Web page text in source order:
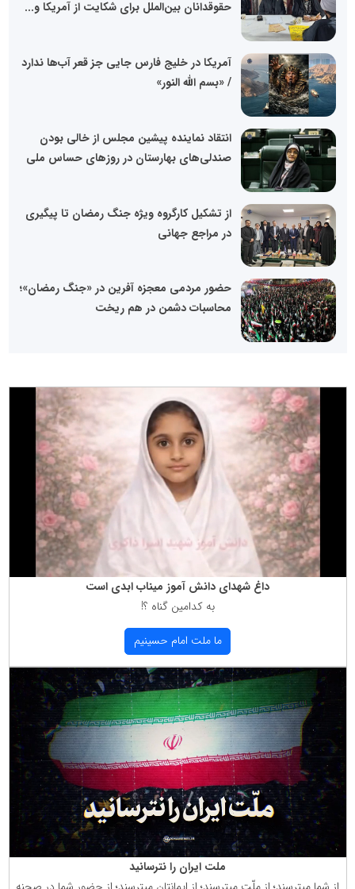
حقوقدانان بین‌الملل برای شکایت از آمریکا و...
آمریکا در خلیج فارس جایی جز قعر آب‌ها ندارد
/ «بسم الله النور»
انتقاد نماینده پیشین مجلس از خالی بودن
صندلی‌های بهارستان در روزهای حساس ملی
از تشکیل کارگروه ویژه جنگ رمضان تا پیگیری
در مراجع جهانی
حضور مردمی معجزه آفرین در «جنگ رمضان»؛
محاسبات دشمن در هم ریخت
داغ شهدای دانش آموز میناب ابدی است
به كدامین گناه ؟!
ما ملت امام حسینیم
ملت ایران را نترسانید